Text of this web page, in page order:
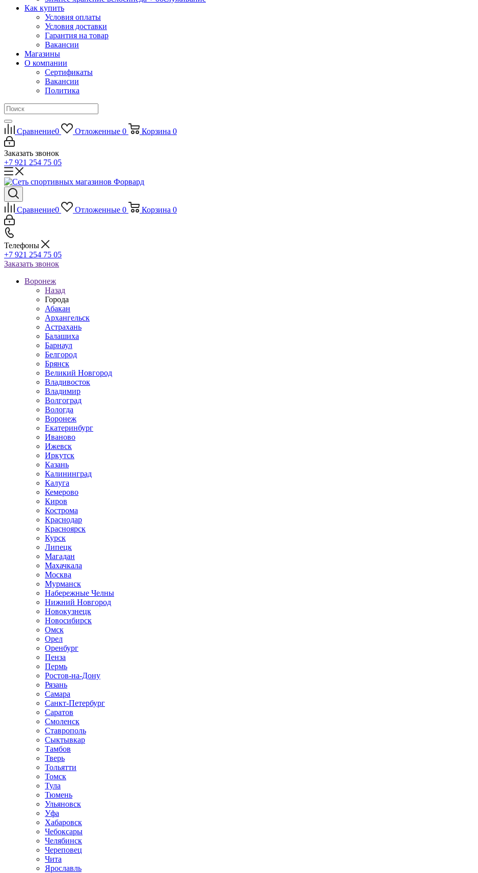
Как купить
Условия оплаты
Условия доставки
Гарантия на товар
Вакансии
Магазины
О компании
Сертификаты
Вакансии
Политика
Сравнение0 Отложенные 0 Корзина 0
Заказать звонок
+7 921 254 75 05
Сравнение0 Отложенные 0 Корзина 0
Телефоны
+7 921 254 75 05
Заказать звонок
Воронеж
Назад
Города
Абакан
Архангельск
Астрахань
Балашиха
Барнаул
Белгород
Брянск
Великий Новгород
Владивосток
Владимир
Волгоград
Вологда
Воронеж
Екатеринбург
Иваново
Ижевск
Иркутск
Казань
Калининград
Калуга
Кемерово
Киров
Кострома
Краснодар
Красноярск
Курск
Липецк
Магадан
Махачкала
Москва
Мурманск
Набережные Челны
Нижний Новгород
Новокузнецк
Новосибирск
Омск
Орел
Оренбург
Пенза
Пермь
Ростов-на-Дону
Рязань
Самара
Санкт-Петербург
Саратов
Смоленск
Ставрополь
Сыктывкар
Тамбов
Тверь
Тольятти
Томск
Тула
Тюмень
Ульяновск
Уфа
Хабаровск
Чебоксары
Челябинск
Череповец
Чита
Ярославль